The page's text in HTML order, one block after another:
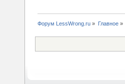
Форум LessWrong.ru » Главное»